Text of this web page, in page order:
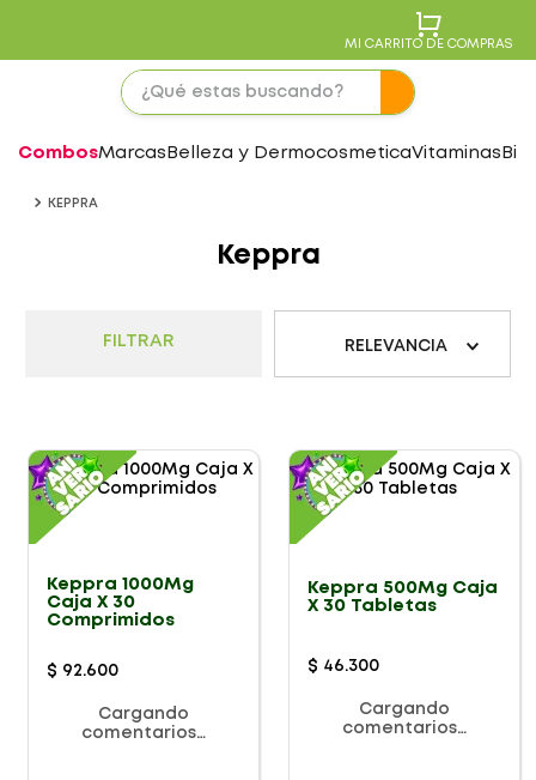
MI CARRITO DE COMPRAS
CombosMarcas Belleza y DermocosmeticaVitaminas
KEPPRA
Keppra
FILTRAR RELEVANCIA
Keppra 1000Mg
Caja X 30
Comprimidos
$ 92.600
Cargando
comentarios…
Keppra 500Mg Caja
X 30 Tabletas
$ 46.300
Cargando
comentarios…